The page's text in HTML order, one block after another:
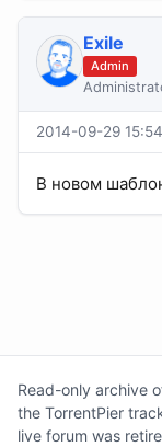
Exile
Admin
2014-09-29 15:54
В новом
Read-only archive
the TorrentPier
live forum was